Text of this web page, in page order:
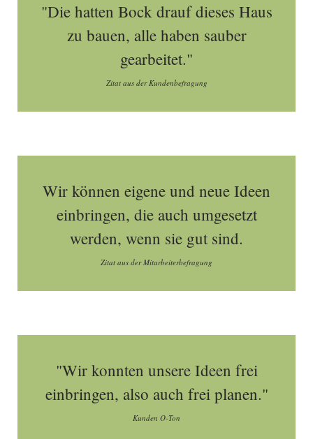
"Die hatten Bock drauf dieses Haus
zu bauen, alle haben sauber
gearbeitet."
Zitat aus der Kundenbefragung
Wir können eigene und neue Ideen
einbringen, die auch umgesetzt
werden, wenn sie gut sind.
Zitat aus der Mitarbeiterbefragung
"Wir konnten unsere Ideen frei
einbringen, also auch frei planen."
Kunden O-Ton